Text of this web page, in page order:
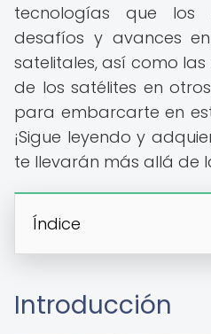
tecnologías que los
desafíos y avances
satelitales, así como
de los satélites en
para embarcarte en
¡Sigue leyendo y
te llevarán más allá de
Índice
Introducción